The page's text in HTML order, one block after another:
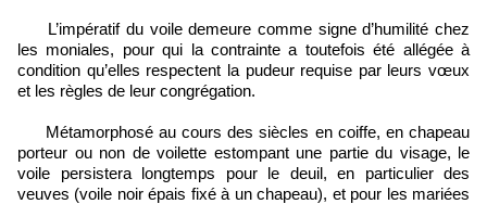
L’impératif du voile demeure comme signe d’humilité chez
les moniales, pour qui la contrainte a toutefois été allégée à
condition qu’elles respectent la pudeur requise par leurs vœux
et les règles de leur congrégation.
Métamorphosé au cours des siècles en coiffe, en chapeau
porteur ou non de voilette estompant une partie du visage, le
voile persistera longtemps pour le deuil, en particulier des
veuves (voile noir épais fixé à un chapeau), et pour les mariées